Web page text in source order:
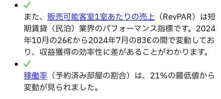
また、 販売可能客室1室あたりの売上 （RevPAR）は短
期賃貸（民泊）業界のパフォーマンス指標です。2024
年10月の26€から2024年7月の83€の間で変動してお
り、収益獲得の効率性に差があることがわかります。
稼働率 （予約済み部屋の割合）は、21%の最低値から
変動が見られました。